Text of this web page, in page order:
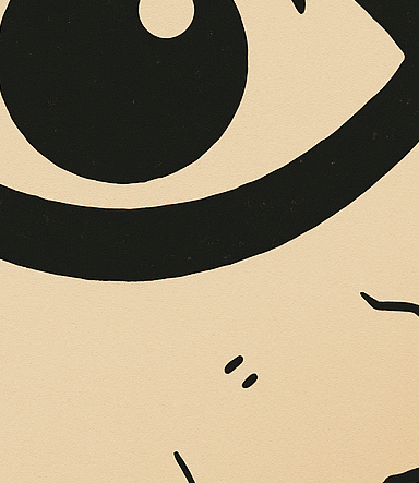
OPERE SUE
Terme Vigliatore, sulle pareti giaccio istantanee,...